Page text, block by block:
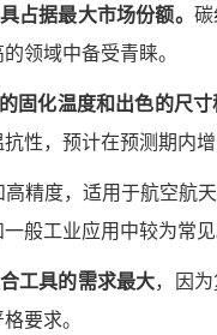
占据最大市场份额。
领域中备受青睐。
化温度和出色的尺寸
性，预计在预测期内增
精度，适用于航空航
般工业应用中较为常见
工具的需求最大，因
要求。